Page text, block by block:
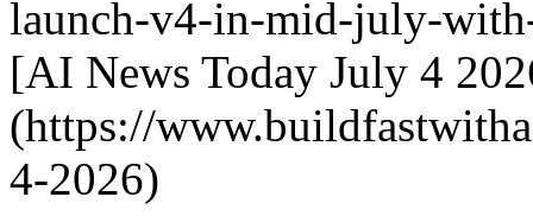
launch-v4-in-mid-july-
[AI News Today July 4
(https://
4-2026)